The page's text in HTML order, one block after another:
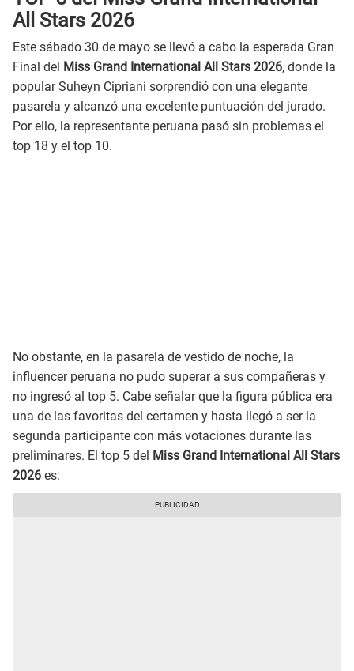
All Stars 2026
Este sábado 30 de mayo se llevó a cabo la esperada Gran
Final del Miss Grand International All Stars 2026, donde la
popular Suheyn Cipriani sorprendió con una elegante
pasarela y alcanzó una excelente puntuación del jurado.
Por ello, la representante peruana pasó sin problemas el
top 18 y el top 10.
No obstante, en la pasarela de vestido de noche, la
influencer peruana no pudo superar a sus compañeras y
no ingresó al top 5. Cabe señalar que la figura pública era
una de las favoritas del certamen y hasta llegó a ser la
segunda participante con más votaciones durante las
preliminares. El top 5 del Miss Grand International All Stars
2026 es: